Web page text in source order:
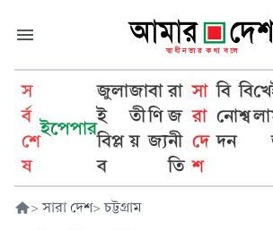
স
র্ব
শে
ষ
ইপেপার
জুলা
ই
বিপ্ল
ব
জা
তী
য়
বা
ণি
জ্য
রা
জ
নী
তি
সা
রা
দে
শ
বি
নো
দন
বি
শ্ব
খে
লা
> সারা দেশ> চট্টগ্রাম